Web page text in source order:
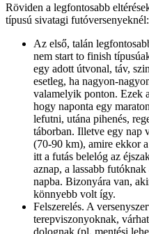
Röviden a legfontosabb
típusú sivatagi futóversenyeknél:
Az első, talán
nem start to finish
egy adott útvonal, táv,
esetleg, ha nagyon-
valamelyik ponton. Ezek
hogy naponta egy
lefutni, utána pihenés,
táborban. Illetve egy nap
(70-90 km), amire ekkor
itt a futás belelóg az
aznap, a lassabb
napba. Bizonyára van,
könnyebb volt így.
Felszerelés. A
terepviszonyoknak,
dolognak (pl. mentési